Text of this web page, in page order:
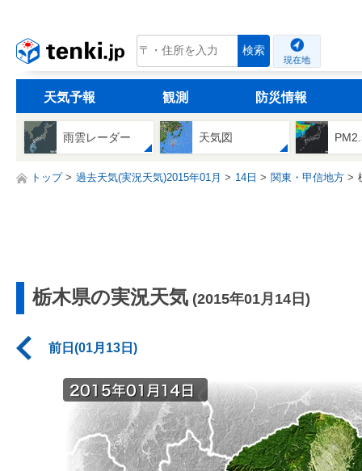
tenki.jp 検索
現在地
天気予報 観測 防災情報
雨雲レーダー 天気図
トップ 過去天気(実況天気)2015年01月 14日 関東・甲信地方
栃木県の実況天気 (2015年01月14日)
前日(01月13日)